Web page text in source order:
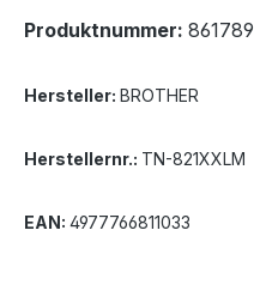
Produktnummer: 861789
Hersteller: BROTHER
Herstellernr.: TN-821XXLM
EAN: 4977766811033